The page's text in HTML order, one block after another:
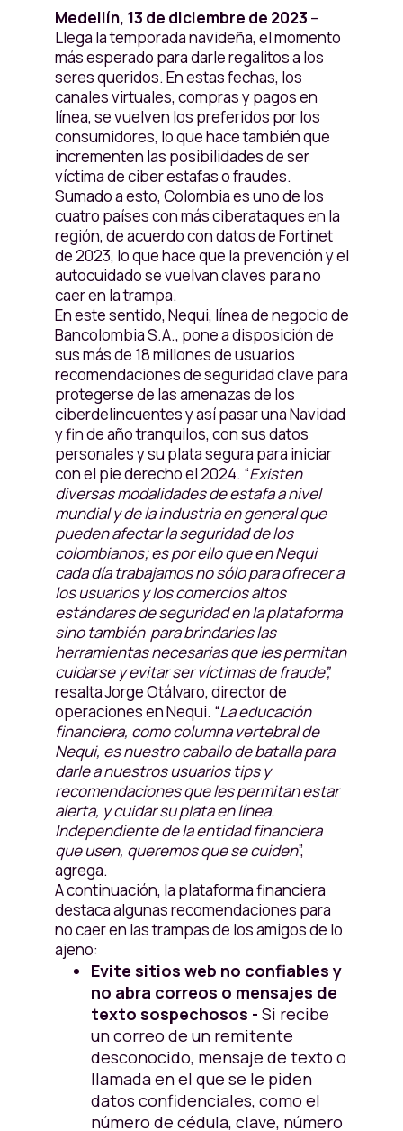
Medellín, 13 de diciembre de 2023 –
Llega la temporada navideña, el momento
más esperado para darle regalitos a los
seres queridos. En estas fechas, los
canales virtuales, compras y pagos en
línea, se vuelven los preferidos por los
consumidores, lo que hace también que
incrementen las posibilidades de ser
víctima de ciber estafas o fraudes.
Sumado a esto, Colombia es uno de los
cuatro países con más ciberataques en la
región, de acuerdo con datos de Fortinet
de 2023, lo que hace que la prevención y el
autocuidado se vuelvan claves para no
caer en la trampa.
En este sentido, Nequi, línea de negocio de
Bancolombia S.A., pone a disposición de
sus más de 18 millones de usuarios
recomendaciones de seguridad clave para
protegerse de las amenazas de los
ciberdelincuentes y así pasar una Navidad
y fin de año tranquilos, con sus datos
personales y su plata segura para iniciar
con el pie derecho el 2024. “Existen
diversas modalidades de estafa a nivel
mundial y de la industria en general que
pueden afectar la seguridad de los
colombianos; es por ello que en Nequi
cada día trabajamos no sólo para ofrecer a
los usuarios y los comercios altos
estándares de seguridad en la plataforma
sino también para brindarles las
herramientas necesarias que les permitan
cuidarse y evitar ser víctimas de fraude”,
resalta Jorge Otálvaro, director de
operaciones en Nequi. “La educación
financiera, como columna vertebral de
Nequi, es nuestro caballo de batalla para
darle a nuestros usuarios tips y
recomendaciones que les permitan estar
alerta, y cuidar su plata en línea.
Independiente de la entidad financiera
que usen, queremos que se cuiden”,
agrega.
A continuación, la plataforma financiera
destaca algunas recomendaciones para
no caer en las trampas de los amigos de lo
ajeno:
Evite sitios web no confiables y
no abra correos o mensajes de
texto sospechosos - Si recibe
un correo de un remitente
desconocido, mensaje de texto o
llamada en el que se le piden
datos confidenciales, como el
número de cédula, clave, número